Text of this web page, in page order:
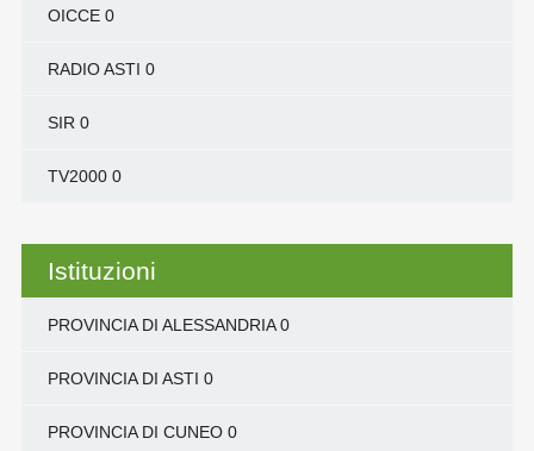
OICCE0
RADIO ASTI 0
SIR0
TV20000
Istituzioni
PROVINCIA DI ALESSANDRIA0
PROVINCIA DI ASTI 0
PROVINCIA DI CUNEO0